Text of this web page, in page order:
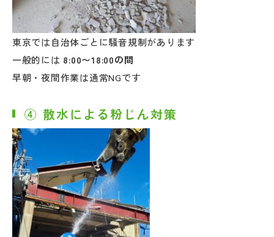
東京では自治体ごとに騒音規制があります
一般的には 8:00〜18:00の間
早朝・夜間作業は通常NGです
④ 散水による粉じん対策